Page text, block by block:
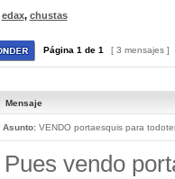
edax, chustas
Página 1 de 1 [ 3 mensajes ]
Mensaje
Asunto:VENDO portaesquis para
Pues vendo